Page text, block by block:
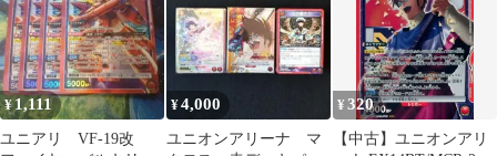
¥1,111
ユニアリ VF-19改
¥4,000
ユニオンアリーナ マ
¥320
【中古】ユニオンアリ